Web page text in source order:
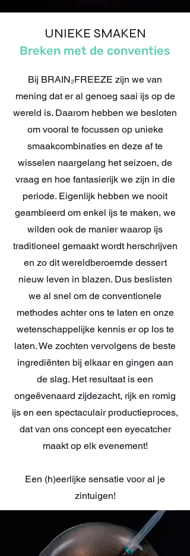
UNIEKE SMAKEN
Breken met de conventies
Bij BRAIN₂FREEZE zijn we van
mening dat er al genoeg saai ijs op de
wereld is. Daarom hebben we besloten
om vooral te focussen op unieke
smaakcombinaties en deze af te
wisselen naargelang het seizoen, de
vraag en hoe fantasierijk we zijn in die
periode. Eigenlijk hebben we nooit
geambieerd om enkel ijs te maken, we
wilden ook de manier waarop ijs
traditioneel gemaakt wordt herschrijven
en zo dit wereldberoemde dessert
nieuw leven in blazen. Dus beslisten
we al snel om de conventionele
methodes achter ons te laten en onze
wetenschappelijke kennis er op los te
laten. We zochten vervolgens de beste
ingrediënten bij elkaar en gingen aan
de slag. Het resultaat is een
ongeëvenaard zijdezacht, rijk en romig
ijs en een spectaculair productieproces,
dat van ons concept een eyecatcher
maakt op elk evenement!
Een (h)eerlijke sensatie voor al je
zintuigen!